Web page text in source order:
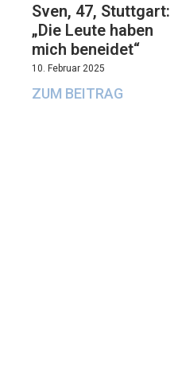
Sven, 47, Stuttgart:
„Die Leute haben
mich beneidet“
10. Februar 2025
ZUM BEITRAG